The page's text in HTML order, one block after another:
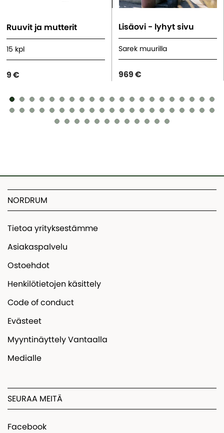
Ruuvit ja mutterit
15 kpl
9 €
Lisäovi - lyhyt sivu
Sarek muurilla
969 €
NORDRUM
Tietoa yrityksestämme
Asiakaspalvelu
Ostoehdot
Henkilötietojen käsittely
Code of conduct
Evästeet
Myyntinäyttely Vantaalla
Medialle
SEURAA MEITÄ
Facebook